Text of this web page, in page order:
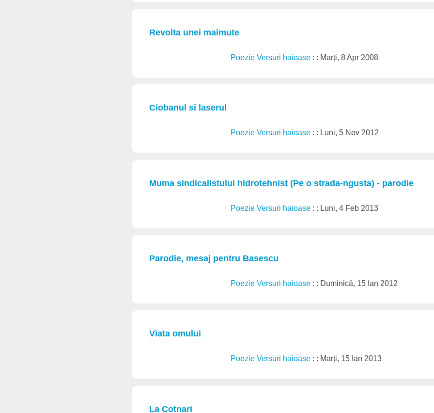
Revolta unei maimute
Poezie Versuri haioase : : Marți, 8 Apr 2008
Ciobanul si laserul
Poezie Versuri haioase : : Luni, 5 Nov 2012
Muma sindicalistului hidrotehnist (Pe o strada-ngusta) - parodie
Poezie Versuri haioase : : Luni, 4 Feb 2013
Parodie, mesaj pentru Basescu
Poezie Versuri haioase : : Duminică, 15 Ian 2012
Viata omului
Poezie Versuri haioase : : Marți, 15 Ian 2013
La Cotnari